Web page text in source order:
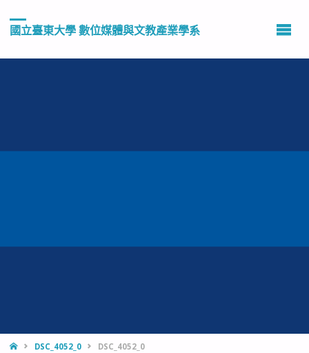
國立臺東大學 數位媒體與文教產業學系
HOMEDSC_4052_0 DSC_4052_0